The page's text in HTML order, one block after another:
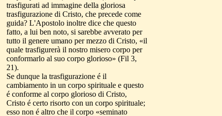
trasfigurati ad immagine della gloriosa
trasfigurazione di Cristo, che precede come
guida? L'Apostolo inoltre dice che questo
fatto, a lui ben noto, si sarebbe avverato per
tutto il genere umano per mezzo di Cristo, «il
quale trasfigurerà il nostro misero corpo per
conformarlo al suo corpo glorioso» (Fil 3,
21).
Se dunque la trasfigurazione é il
cambiamento in un corpo spirituale e questo
é conforme al corpo glorioso di Cristo,
Cristo é certo risorto con un corpo spirituale;
esso non é altro che il corpo «seminato